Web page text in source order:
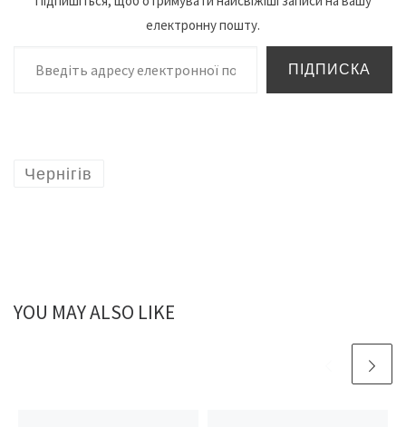
електронну пошту.
Введіть адресу електронної пошти…
ПІДПИСКА
Чернігів
YOU MAY ALSO LIKE